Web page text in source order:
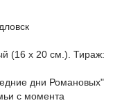
(16 х 20 см.). Тираж:
дни Романовых"
с момента